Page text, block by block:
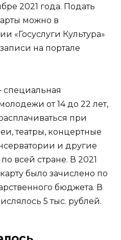
2021 года. Подать
можно в
«Госуслуги Культура»
на портале
специальная
от 14 до 22 лет,
при
театры, концертные
и другие
всей стране. В 2021
было зачислено по
бюджета. В
5 тыс. рублей.